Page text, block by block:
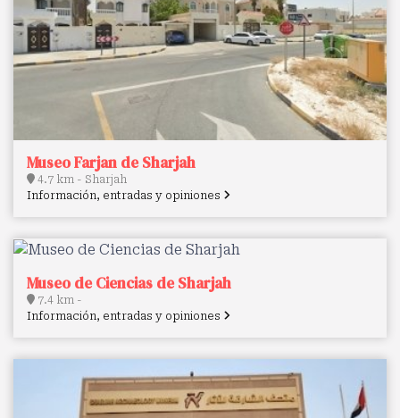
Museo Farjan de Sharjah
4.7 km - Sharjah
Información, entradas y opiniones
Museo de Ciencias de Sharjah
7.4 km -
Información, entradas y opiniones